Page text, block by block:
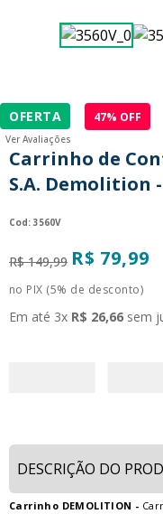
OFERTA 47% OFF
Ver Avaliações
Carrinho de
S.A. Demolition
: 3560V
R$ 149,99 R$ 79,99
no PIX (5% de desconto)
Em até 3x R$ 26,66 sem
Carrinho DEMOLITION -
4º
7º
º
9º